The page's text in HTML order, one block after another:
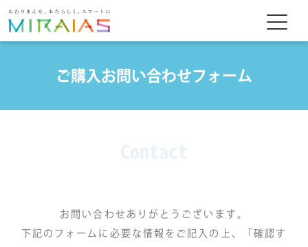
ご購入お問い合わせフォーム
お問い合わせありがとうございます。
下記のフォームに必要な情報をご記入の上、「確認す